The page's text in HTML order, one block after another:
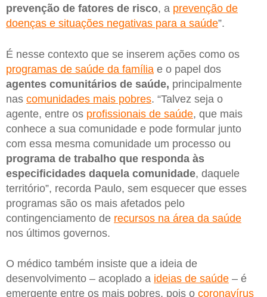
prevenção de fatores de risco, a prevenção de
doenças e situações negativas para a saúde”.
É nesse contexto que se inserem ações como os
programas de saúde da família e o papel dos
agentes comunitários de saúde, principalmente
nas comunidades mais pobres. “Talvez seja o
agente, entre os profissionais de saúde, que mais
conhece a sua comunidade e pode formular junto
com essa mesma comunidade um processo ou
programa de trabalho que responda às
especificidades daquela comunidade, daquele
território”, recorda Paulo, sem esquecer que esses
programas são os mais afetados pelo
contingenciamento de recursos na área da saúde
nos últimos governos.
O médico também insiste que a ideia de
desenvolvimento – acoplado a ideias de saúde – é
emergente entre os mais pobres, pois o coronavírus